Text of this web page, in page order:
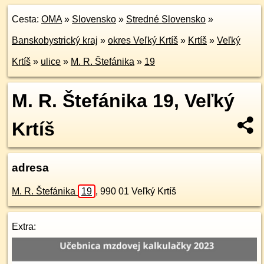
Cesta: OMA» Slovensko » Stredné Slovensko »
Banskobystrický kraj » okres Veľký Krtíš » Krtíš » Veľký
Krtíš » ulice » M. R. Štefánika » 19
M. R. Štefánika 19, Veľký
Krtíš
adresa
M. R. Štefánika 19 , 990 01 Veľký Krtíš
Extra: